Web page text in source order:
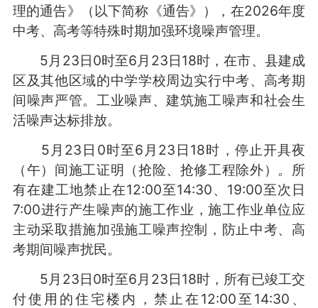
理的通告》（以下简称《通告》），在2026年度
中考、高考等特殊时期加强环境噪声管理。
5月23日0时至6月23日18时，在市、县建成
区及其他区域的中学学校周边实行中考、高考期
间噪声严管。工业噪声、建筑施工噪声和社会生
活噪声达标排放。
5月23日0时至6月23日18时，停止开具夜
（午）间施工证明（抢险、抢修工程除外）。所
有在建工地禁止在12:00至14:30、19:00至次日
7:00进行产生噪声的施工作业，施工作业单位应
主动采取措施加强施工噪声控制，防止中考、高
考期间噪声扰民。
5月23日0时至6月23日18时，所有已竣工交
付使用的住宅楼内，禁止在12:00至14:30、